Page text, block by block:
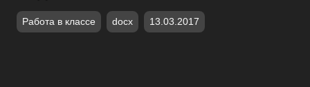
Работа в классе docx 13.03.2017